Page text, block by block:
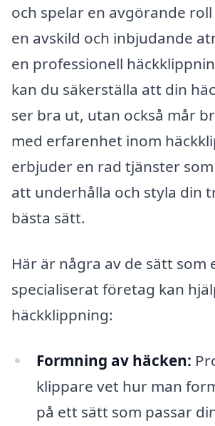
och spelar en avgörande
en avskild och inbjudande
en professionell
kan du säkerställa att din
ser bra ut, utan också mår
med erfarenhet inom
erbjuder en rad tjänster
att underhålla och styla din
bästa sätt.
Här är några av de sätt som
specialiserat företag kan
häckklippning:
Formning av häcken:
klippare vet hur man
på ett sätt som passar